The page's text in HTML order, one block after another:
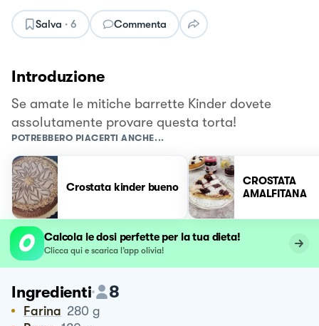
Salva · 6 Commenta
Introduzione
Se amate le mitiche barrette Kinder dovete
assolutamente provare questa torta!
POTREBBERO PIACERTI ANCHE...
Crostata kinder bueno
CROSTATA
AMALFITANA
Calcola le dosi perfette per la tua dieta!
Clicca qui e scarica l’app olivia!
Ingredienti 8
Farina 280 g